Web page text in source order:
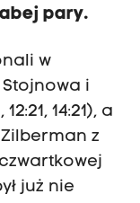
pary.
w
i
14:21), a
z
czwartkowej
już nie